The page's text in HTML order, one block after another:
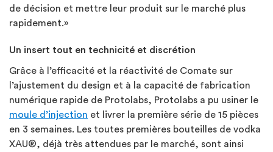
de décision et mettre leur produit sur le marché plus
rapidement.»
Un insert tout en technicité et discrétion
Grâce à l’efficacité et la réactivité de Comate sur
l’ajustement du design et à la capacité de fabrication
numérique rapide de Protolabs, Protolabs a pu usiner le
moule d’injection et livrer la première série de 15 pièces
en 3 semaines. Les toutes premières bouteilles de vodka
XAU®, déjà très attendues par le marché, sont ainsi